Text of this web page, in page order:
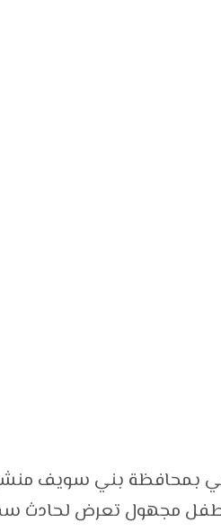
بمحافظة بني سويف
مجهول تعرض لحادث